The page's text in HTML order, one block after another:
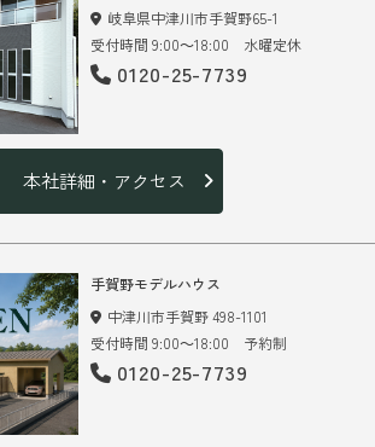
岐阜県中津川市手賀野65-1
受付時間 9:00～18:00 水曜定休
0120-25-7739
本社詳細・アクセス
手賀野モデルハウス
中津川市手賀野 498-1101
受付時間 9:00～18:00 予約制
0120-25-7739